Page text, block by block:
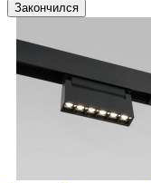
Закончился